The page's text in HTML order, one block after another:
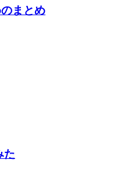
まとめ
た